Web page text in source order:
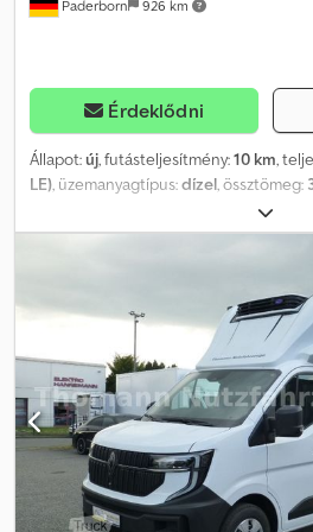
Paderborn 926 km
Érdeklődni
Állapot:új, futásteljesítmény:10 km,
LE), üzemanyagtípus:dízel, össztömeg:
, ülések száma:
m³, raktér hossza:4 100 mm, rakodótér
stabilitásprogram (ESP),
légkondicionálás
, * Jármű: * Renault
Prémium felépítmény * Dízel
DAB rádió Bluetooth-tal * OpenR Link
Navigációs rendszer (Google Maps),
Android Auto * QI indukciós töltőpad *
Vezetőfáradtság-figyelmeztető
felismerő rendszer * Oldalszél-
Fényszenzor * Esőérzékelő * Sávtartó
asszisztens * ABS, ESP * 80 literes